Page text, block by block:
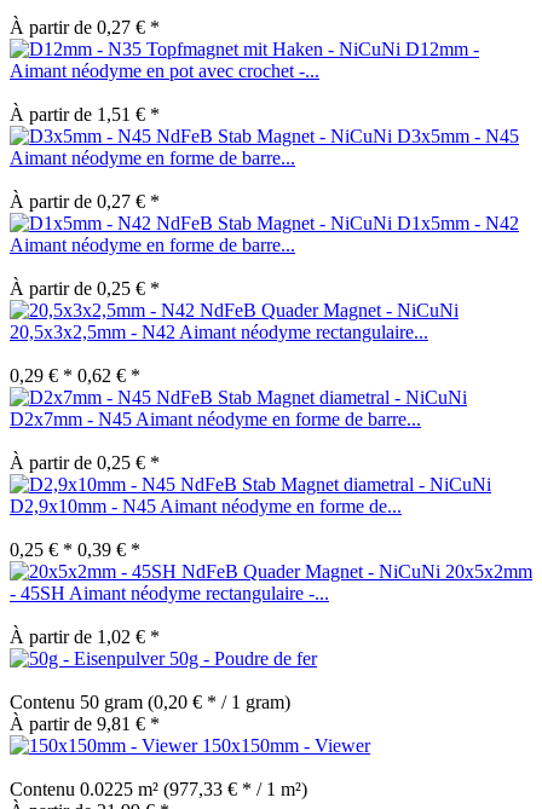
À partir de 0,27 € *
D12mm -
Aimant néodyme en pot avec crochet -...
À partir de 1,51 € *
D3x5mm - N45
Aimant néodyme en forme de barre...
À partir de 0,27 € *
D1x5mm - N42
Aimant néodyme en forme de barre...
À partir de 0,25 € *
20,5x3x2,5mm - N42 Aimant néodyme rectangulaire...
0,29 € * 0,62 € *
D2x7mm - N45 Aimant néodyme en forme de barre...
À partir de 0,25 € *
D2,9x10mm - N45 Aimant néodyme en forme de...
0,25 € * 0,39 € *
20x5x2mm
- 45SH Aimant néodyme rectangulaire -...
À partir de 1,02 € *
50g - Poudre de fer
Contenu 50 gram (0,20 € * / 1 gram)
À partir de 9,81 € *
150x150mm - Viewer
Contenu 0.0225 m² (977,33 € * / 1 m²)